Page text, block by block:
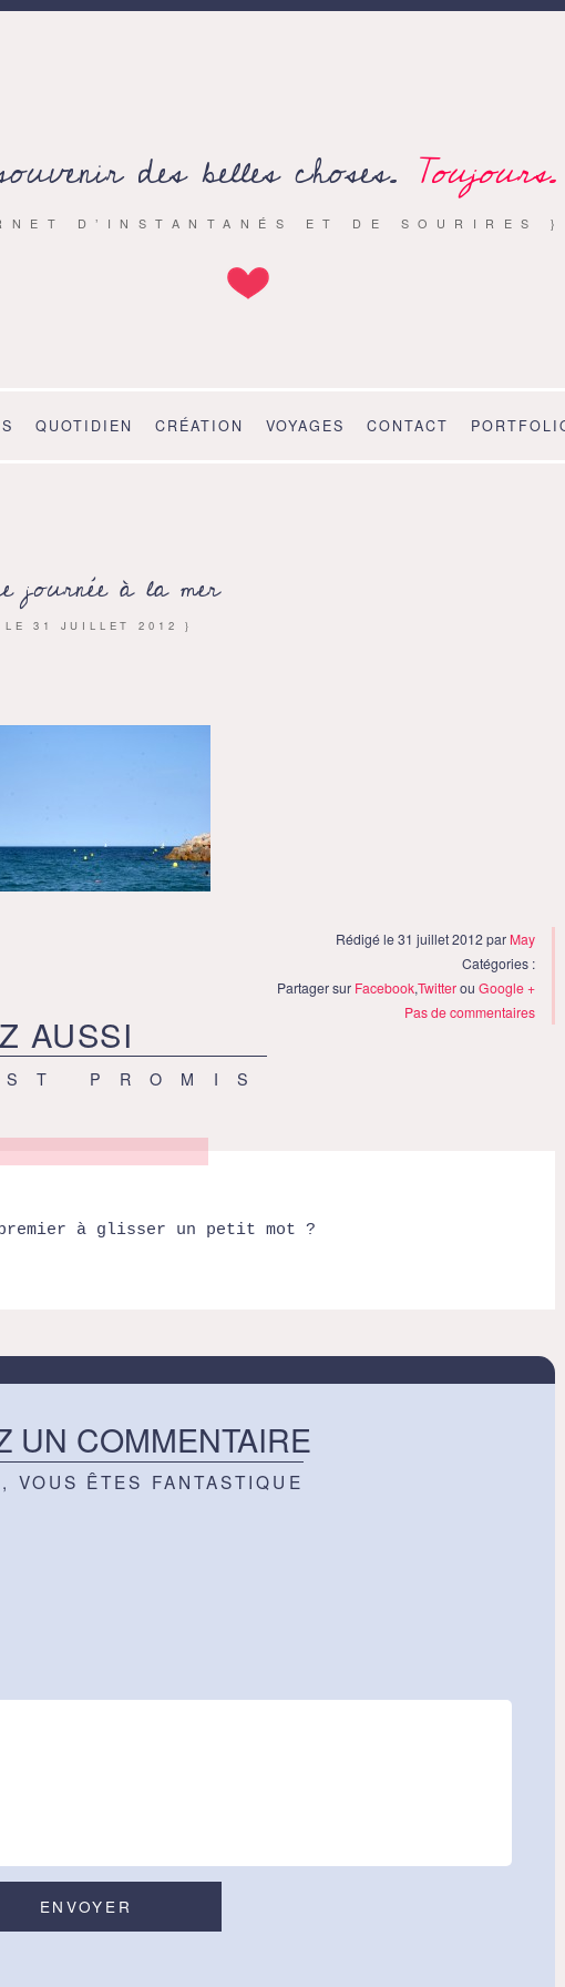
des belles choses. Toujours.
D’INSTANTANÉS ET DE SOURIRES }
QUOTIDIEN CRÉATION VOYAGES CONTACT
journée à la mer
LE31 JUILLET 2012 }
Rédigé le 31 juillet 2012 par May
Catégories :
Partager sur Facebook,TwitterouGoogle +
Pas de commentaires
AUSSI
PROMIS
à glisser un petit mot ?
UN COMMENTAIRE
VOUS ÊTES FANTASTIQUE